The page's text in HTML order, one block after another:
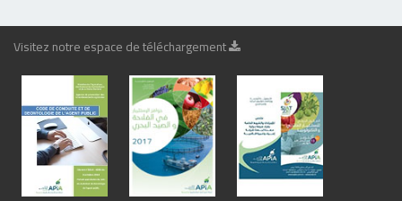
Visitez notre espace de téléchargement